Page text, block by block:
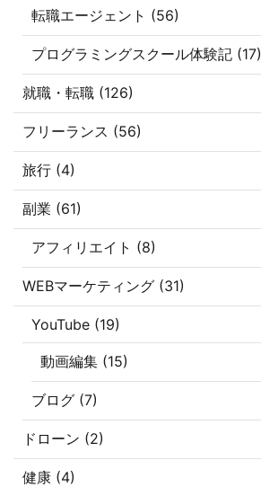
転職エージェント (56)
プログラミングスクール体験記 (17)
就職・転職 (126)
フリーランス (56)
旅行 (4)
副業 (61)
アフィリエイト (8)
WEBマーケティング (31)
YouTube (19)
動画編集 (15)
ブログ (7)
ドローン (2)
健康 (4)